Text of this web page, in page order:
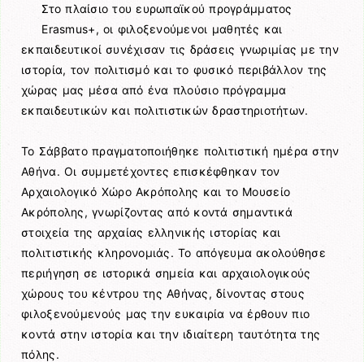
Στο πλαίσιο του ευρωπαϊκού προγράμματος
Erasmus+, οι φιλοξενούμενοι μαθητές και
εκπαιδευτικοί συνέχισαν τις δράσεις γνωριμίας με την
ιστορία, τον πολιτισμό και το φυσικό περιβάλλον της
χώρας μας μέσα από ένα πλούσιο πρόγραμμα
εκπαιδευτικών και πολιτιστικών δραστηριοτήτων.
Το Σάββατο πραγματοποιήθηκε πολιτιστική ημέρα στην
Αθήνα. Οι συμμετέχοντες επισκέφθηκαν τον
Αρχαιολογικό Χώρο Ακρόπολης και το Μουσείο
Ακρόπολης, γνωρίζοντας από κοντά σημαντικά
στοιχεία της αρχαίας ελληνικής ιστορίας και
πολιτιστικής κληρονομιάς. Το απόγευμα ακολούθησε
περιήγηση σε ιστορικά σημεία και αρχαιολογικούς
χώρους του κέντρου της Αθήνας, δίνοντας στους
φιλοξενούμενούς μας την ευκαιρία να έρθουν πιο
κοντά στην ιστορία και την ιδιαίτερη ταυτότητα της
πόλης.